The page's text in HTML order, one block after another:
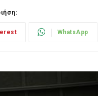
WhatsApp